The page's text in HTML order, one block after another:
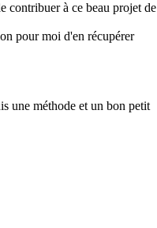
contribuer à ce beau projet de
pour moi d'en récupérer
une méthode et un bon petit